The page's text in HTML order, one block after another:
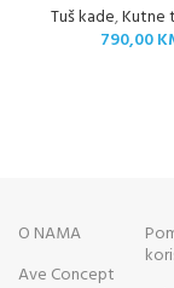
Tuš kade,Kutne
790,00
O NAMA
Ave Concept